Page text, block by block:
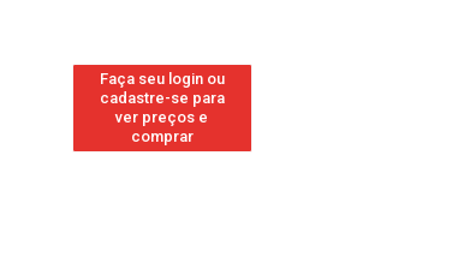
Faça seu login ou
cadastre-se para
ver preços e
comprar